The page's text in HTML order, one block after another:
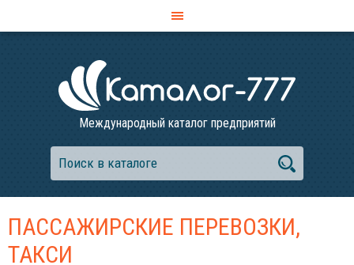
Международный каталог предприятий
ПАССАЖИРСКИЕ ПЕРЕВОЗКИ,
ТАКСИ